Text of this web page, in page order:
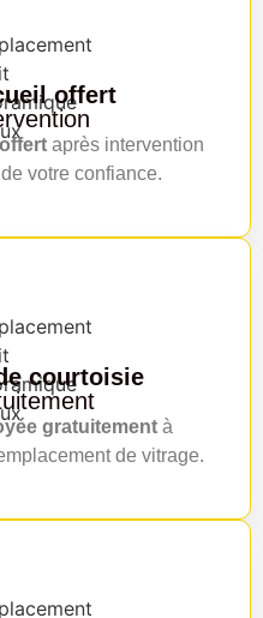
offert
après intervention
votre confiance.
courtoisie
gratuitementà
de vitrage.